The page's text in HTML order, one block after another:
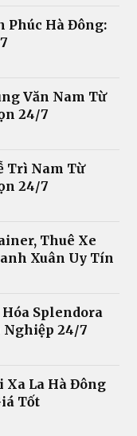
Phúc Hà Đông:
Văn Nam Từ
24/7
Trì Nam Từ
24/7
Thuê Xe
Xuân Uy Tín
Splendora
Nghiệp 24/7
Xa La Hà Đông
Tốt